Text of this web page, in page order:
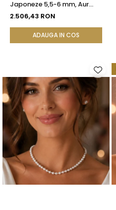
Japoneze 5,5-6 mm, Aur
Galben 14K | KASKADDA®
2.506,43 RON
ADAUGA IN COS